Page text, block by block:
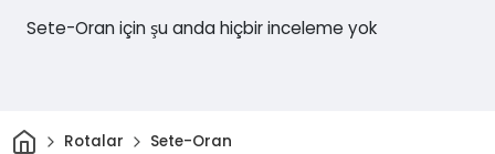
Sete-Oran için şu anda hiçbir inceleme yok
Ev Rotalar Sete-Oran